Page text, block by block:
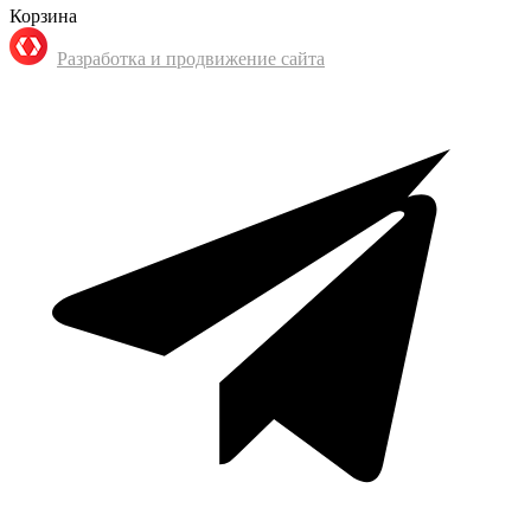
Корзина
Разработка и продвижение сайта